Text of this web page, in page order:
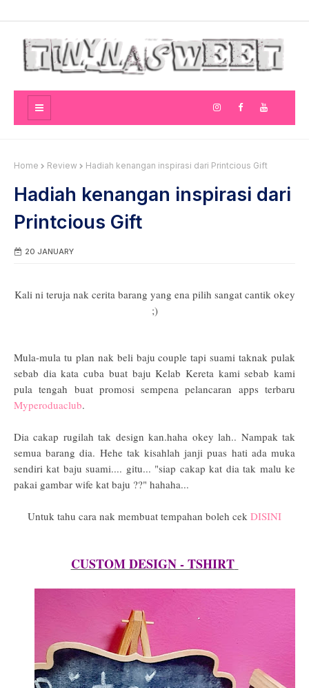
Home Review Hadiah kenangan inspirasi dari Printcious Gift
Hadiah kenangan inspirasi dari
Printcious Gift
20 JANUARY
Kali ni teruja nak cerita barang yang ena pilih sangat cantik okey
;)
Mula-mula tu plan nak beli baju couple tapi suami taknak pulak
sebab dia kata cuba buat baju Kelab Kereta kami sebab kami
pula tengah buat promosi sempena pelancaran apps terbaru
Myperoduaclub.
Dia cakap rugilah tak design kan.haha okey lah.. Nampak tak
semua barang dia. Hehe tak kisahlah janji puas hati ada muka
sendiri kat baju suami.... gitu... "siap cakap kat dia tak malu ke
pakai gambar wife kat baju ??" hahaha...
Untuk tahu cara nak membuat tempahan boleh cek DISINI
CUSTOM DESIGN - TSHIRT